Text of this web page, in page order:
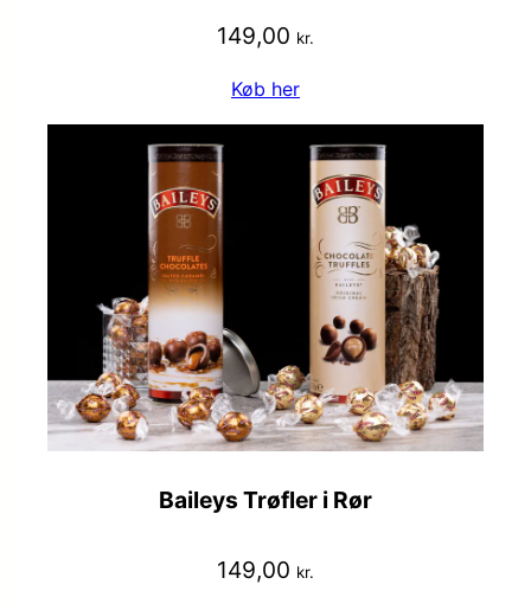
149,00 kr.
Køb her
Baileys Trøfler i Rør
149,00 kr.